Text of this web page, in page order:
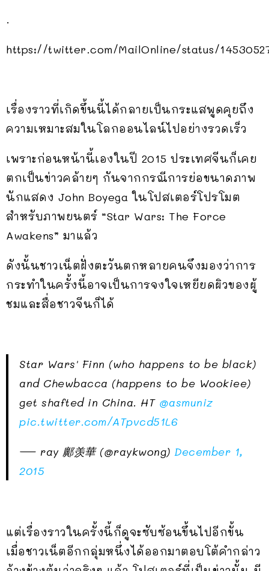
.
https://twitter.com/MailOnline/status/
เรื่องราวที่เกิดขึ้นนี้ได้กลายเป็นกระแสพูดคุยถึง
ความเหมาะสมในโลกออนไลน์ไปอย่างรวดเร็ว
เพราะก่อนหน้านี้เองในปี 2015 ประเทศจีนก็เคย
ตกเป็นข่าวคล้ายๆ กันจากกรณีการย่อขนาดภาพ
นักแสดง John Boyega ในโปสเตอร์โปรโมต
สำหรับภาพยนตร์ “Star Wars: The Force
Awakens” มาแล้ว
ดังนั้นชาวเน็ตฝั่งตะวันตกหลายคนจึงมองว่าการ
กระทำในครั้งนี้อาจเป็นการจงใจเหยียดผิวของผู้
ชมและสื่อชาวจีนก็ได้
Star Wars' Finn (who happens to be black)
and Chewbacca (happens to be Wookiee)
get shafted in China. HT @asmuniz
pic.twitter.com/ATpvcd51L6
— ray 鄺羡華 (@raykwong) December 1,
2015
แต่เรื่องราวในครั้งนี้ก็ดูจะซับซ้อนขึ้นไปอีกขั้น
เมื่อชาวเน็ตอีกกลุ่มหนึ่งได้ออกมาตอบโต้คำกล่าว